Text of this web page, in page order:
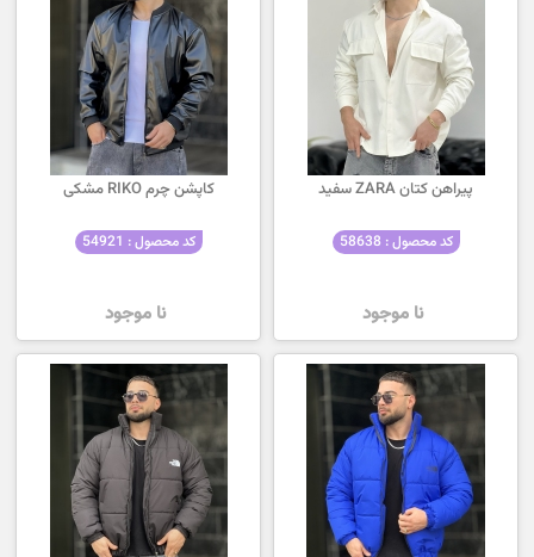
پیراهن کتان ZARA سفید
کد محصول : 58638
نا موجود
کاپشن چرم RIKO مشکی
کد محصول : 54921
نا موجود